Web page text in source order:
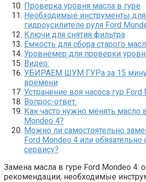
Проверка уровня масла в гуре
Необходимые инструменты
гидроусилителе руля Ford
Ключи для снятия фильтра
Емкость для сбора старого
Уровнемер для проверки
Видео:
УБИРАЕМ ШУМ ГУРа за 15
времени
Устранение воя насоса гур
Вопрос-ответ:
Как часто нужно менять масло
Mondeo 4?
Можно ли самостоятельно
Ford Mondeo 4 или обязательно
сервису?
Замена масла в гуре Ford Mondeo 4:
рекомендации, необходимые